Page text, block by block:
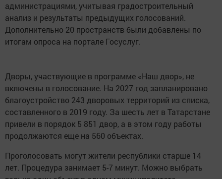
администрациями, учитывая градостроительный
анализ и результаты предыдущих голосований.
Дополнительно 20 пространств были добавлены по
итогам опроса на портале Госуслуг.
Дворы, участвующие в программе «Наш двор», не
включены в голосование. На 2027 год запланировано
благоустройство 243 дворовых территорий из списка,
составленного в 2019 году. За шесть лет в Татарстане
привели в порядок 5 851 двор, а в этом году работы
продолжаются еще на 560 объектах.
Проголосовать могут жители республики старше 14
лет. Процедура занимает 5-7 минут. Можно выбрать